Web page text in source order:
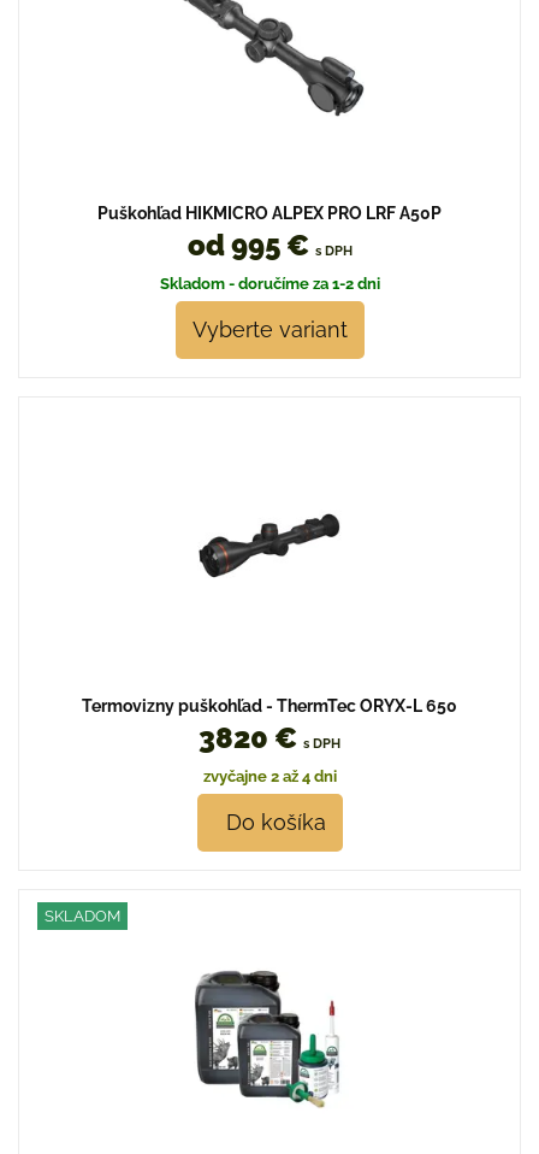
Puškohľad HIKMICRO ALPEX PRO LRF A50P
od 995 € s DPH
Skladom - doručíme za 1-2 dni
Vyberte variant
Termovizny puškohľad - ThermTec ORYX-L 650
3820 € s DPH
zvyčajne 2 až 4 dni
Do košíka
SKLADOM